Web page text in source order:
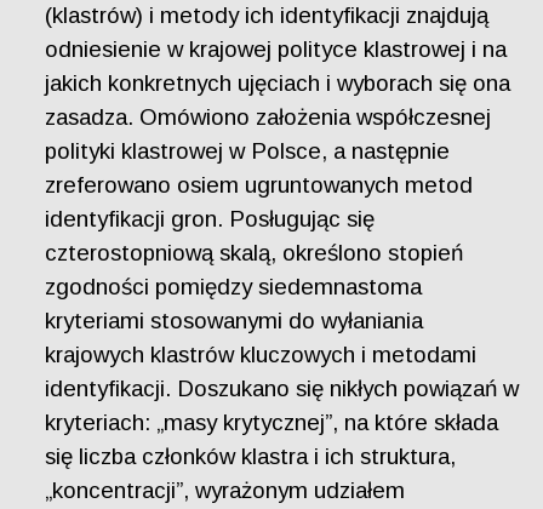
(klastrów) i metody ich identyfikacji znajdują
odniesienie w krajowej polityce klastrowej i na
jakich konkretnych ujęciach i wyborach się ona
zasadza. Omówiono założenia współczesnej
polityki klastrowej w Polsce, a następnie
zreferowano osiem ugruntowanych metod
identyfikacji gron. Posługując się
czterostopniową skalą, określono stopień
zgodności pomiędzy siedemnastoma
kryteriami stosowanymi do wyłaniania
krajowych klastrów kluczowych i metodami
identyfikacji. Doszukano się nikłych powiązań w
kryteriach: „masy krytycznej”, na które składa
się liczba członków klastra i ich struktura,
„koncentracji”, wyrażonym udziałem